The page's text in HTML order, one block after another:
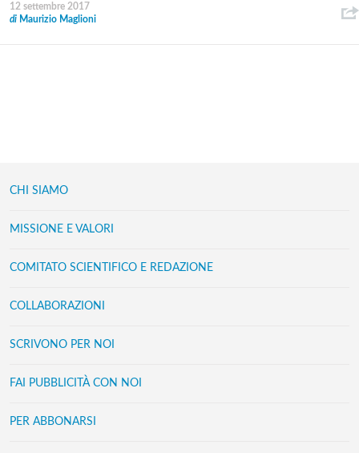
12 settembre 2017
di Maurizio Maglioni
CHI SIAMO
MISSIONE E VALORI
COMITATO SCIENTIFICO E REDAZIONE
COLLABORAZIONI
SCRIVONO PER NOI
FAI PUBBLICITÀ CON NOI
PER ABBONARSI